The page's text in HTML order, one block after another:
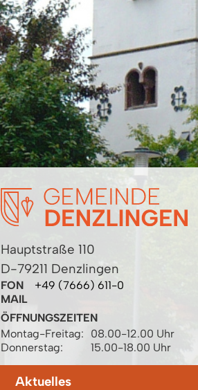
Hauptstraße 110
D-79211 Denzlingen
FON
+49 (7666) 611-0
MAIL
ÖFFNUNGSZEITEN
Montag-Freitag:
08.00-12.00 Uhr
Donnerstag:
15.00-18.00 Uhr
Aktuelles